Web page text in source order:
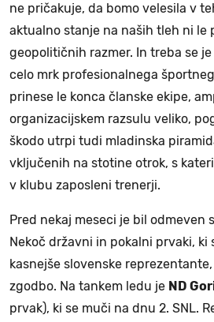
ne pričakuje, da bomo velesila v
aktualno stanje na naših tleh ni le
geopolitičnih razmer. In treba se
celo mrk profesionalnega
prinese le konca članske ekipe,
organizacijskem razsulu veliko,
škodo utrpi tudi mladinska
vključenih na stotine otrok, s
v klubu zaposleni trenerji.
Pred nekaj meseci je bil odmeven
Nekoč državni in pokalni prvaki, ki
kasnejše slovenske
zgodbo. Na tankem ledu je ND
prvak), ki se muči na dnu 2. SNL.